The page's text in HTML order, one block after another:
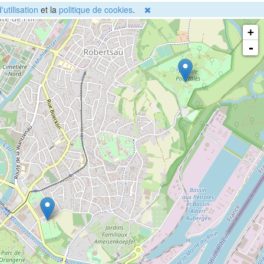
et la politique de cookies.
+
-